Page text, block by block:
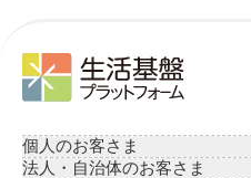
個人のお客さま
法人・自治体のお客さま